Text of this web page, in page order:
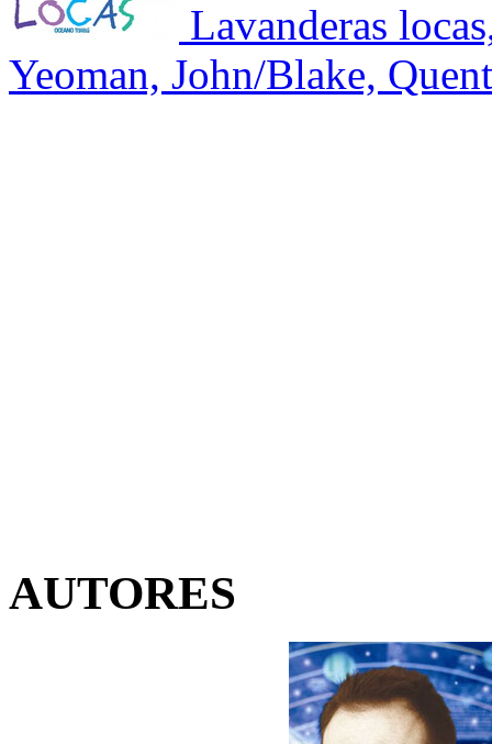
Lavanderas
Yeoman, John/Blake,
AUTORES